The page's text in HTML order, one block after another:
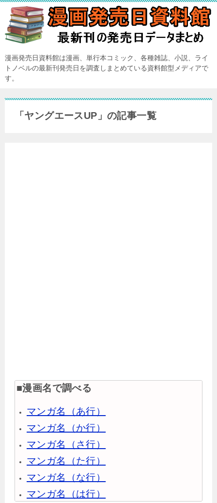
漫画発売日資料館は漫画、単行本コミック、各種雑誌、小説、ライ
トノベルの最新刊発売日を調査しまとめている資料館型メディアで
す。
「ヤングエースUP」の記事一覧
■漫画名で調べる
マンガ名（あ行）
マンガ名（か行）
マンガ名（さ行）
マンガ名（た行）
マンガ名（な行）
マンガ名（は行）